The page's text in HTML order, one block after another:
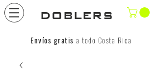
DOBLERS
Envíos gratis a todo Costa Rica